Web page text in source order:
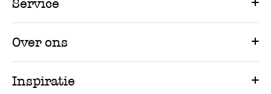
Service
Over ons
Inspiratie